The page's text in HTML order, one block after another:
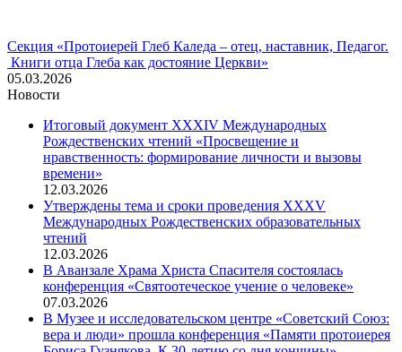
Секция «Протоиерей Глеб Каледа – отец, наставник, Педагог.
Книги отца Глеба как достояние Церкви»
05.03.2026
Новости
Итоговый документ XXХIV Международных
Рождественских чтений «Просвещение и
нравственность: формирование личности и вызовы
времени»
12.03.2026
Утверждены тема и сроки проведения XXXV
Международных Рождественских образовательных
чтений
12.03.2026
В Аванзале Храма Христа Спасителя состоялась
конференция «Святоотеческое учение о человеке»
07.03.2026
В Музее и исследовательском центре «Советский Союз:
вера и люди» прошла конференция «Памяти протоиерея